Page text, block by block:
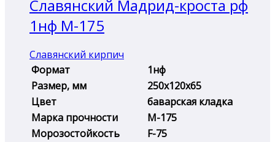
Славянский Мадрид-кроста рф
1нф М-175
Славянский кирпич
Формат
1нф
Размер, мм
250х120х65
Цвет
баварская кладка
Марка прочности
М-175
Морозостойкость
F-75